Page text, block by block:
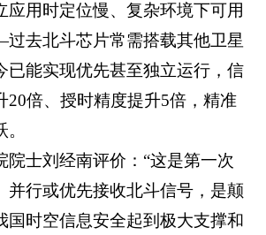
应用时定位慢、复杂环境下可用
去北斗芯片常需搭载其他卫星
已能实现优先甚至独立运行，信
20倍、授时精度提升5倍，精准
院士刘经南评价：“这是第一次
并行或优先接收北斗信号，是颠
国时空信息安全起到极大支撑和